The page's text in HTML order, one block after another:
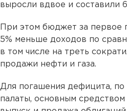
выросли вдвое и составили
При этом бюджет за первое
5% меньше доходов по
в том числе на треть
продажи нефти и газа.
Для погашения дефицита,
палаты, основным